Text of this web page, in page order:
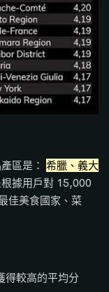
區是： 希臘、義大
據用戶對 15,000
佳美食國家、菜
得較高的平均分